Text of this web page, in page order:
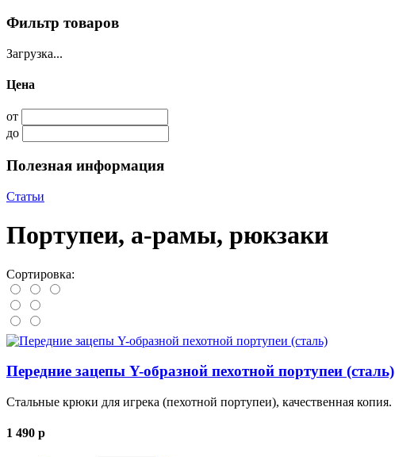
Фильтр товаров
Загрузка...
Цена
от
до
Полезная информация
Статьи
Портупеи, а-рамы, рюкзаки
Сортировка:
Передние зацепы Y-образной пехотной портупеи (сталь)
Стальные крюки для игрека (пехотной портупеи), качественная копия.
1 490 p